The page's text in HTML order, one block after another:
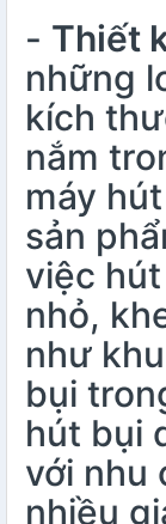
- Thiết
những
kích
nắm
máy
sản
việc
nhỏ,
như
bụi
hút bụi
với nhu
nhiều